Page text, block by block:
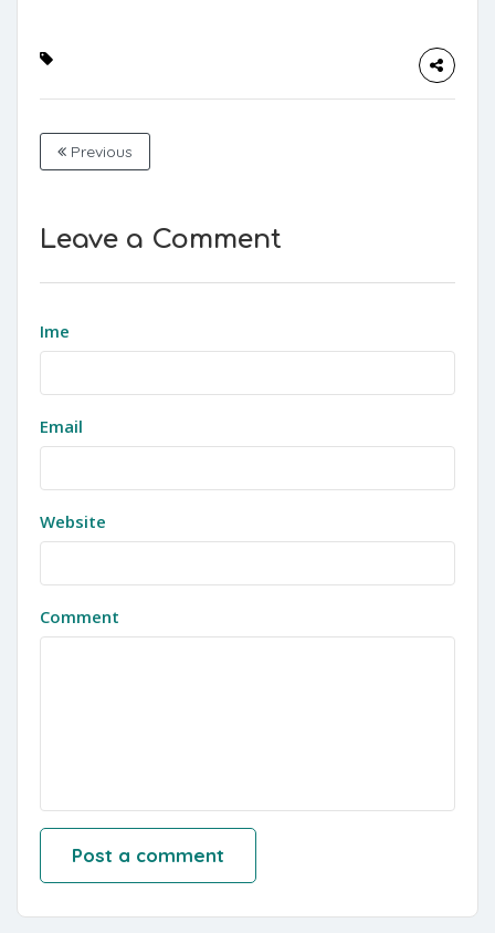
Previous
Leave a Comment
Ime
Email
Website
Comment